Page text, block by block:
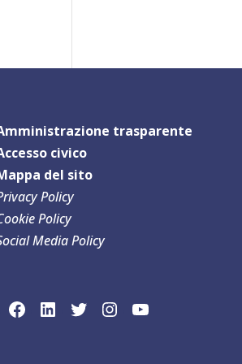
trasparente
civico
del sito
Policy
Policy
Media Policy
link social Facebook
link sociaLinkedln
link social Twitterlink social Instagram
link social YouTube